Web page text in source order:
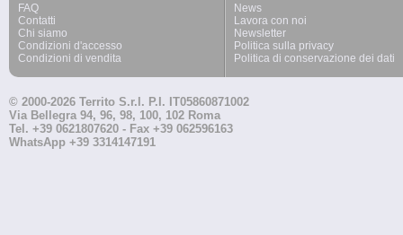
FAQ
Contatti
Chi siamo
Condizioni d'accesso
Condizioni di vendita
News
Lavora con noi
Newsletter
Politica sulla privacy
Politica di conservazione dei dati
© 2000-2026 Territo S.r.l. P.I. IT05860871002
Via Bellegra 94, 96, 98, 100, 102 Roma
Tel. +39 0621807620 - Fax +39 062596163
WhatsApp +39 3314147191